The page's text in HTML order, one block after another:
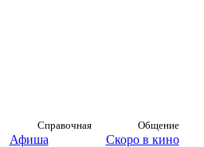
Справочная Общение
Афиша Скоро в кино